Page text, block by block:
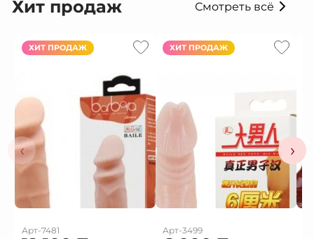
Хит продаж Смотреть всё
‹
ХИТ ПРОДАЖ
Арт-7481
ХИТ ПРОДАЖ
Арт-3499
›